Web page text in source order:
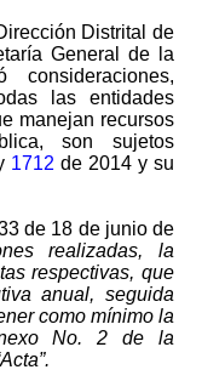
Distrital de
General de la
las entidades
manejan recursos
son sujetos
1712 de 2014 y su
de 18 de junio de
realizadas, la
respectivas, que
anual, seguida
como mínimo la
No. 2 de la